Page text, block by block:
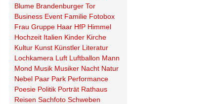
Blume Brandenburger Tor
Business Event Familie Fotobox
Frau Gruppe Haar HfP Himmel
Hochzeit Italien Kinder Kirche
Kultur Kunst Künstler Literatur
Lochkamera Luft Luftballon Mann
Mond Musik Musiker Nacht Natur
Nebel Paar Park Performance
Poesie Politik Porträt Rathaus
Reisen Sachfoto Schweben